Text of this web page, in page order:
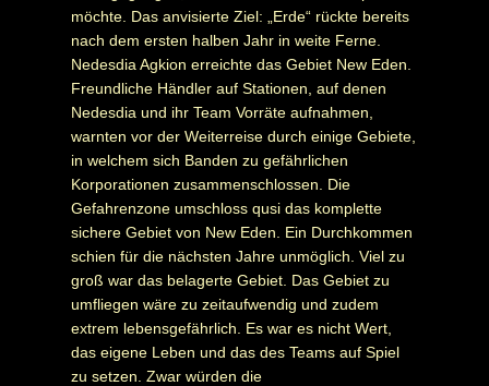
möchte. Das anvisierte Ziel: „Erde“ rückte bereits
nach dem ersten halben Jahr in weite Ferne.
Nedesdia Agkion erreichte das Gebiet New Eden.
Freundliche Händler auf Stationen, auf denen
Nedesdia und ihr Team Vorräte aufnahmen,
warnten vor der Weiterreise durch einige Gebiete,
in welchem sich Banden zu gefährlichen
Korporationen zusammenschlossen. Die
Gefahrenzone umschloss qusi das komplette
sichere Gebiet von New Eden. Ein Durchkommen
schien für die nächsten Jahre unmöglich. Viel zu
groß war das belagerte Gebiet. Das Gebiet zu
umfliegen wäre zu zeitaufwendig und zudem
extrem lebensgefährlich. Es war es nicht Wert,
das eigene Leben und das des Teams auf Spiel
zu setzen. Zwar würden die